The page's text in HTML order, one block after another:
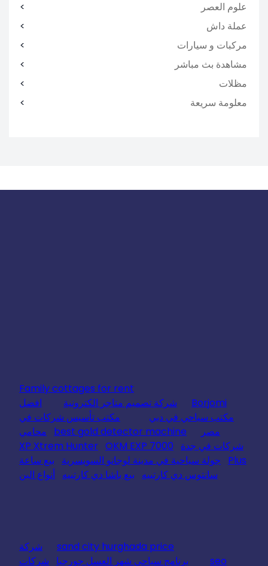
علوم العصر
عملة داش
مركبات و سيارات
مشاهدة بث مباشر
مظلات
معلومة سريعة
Family cottages for rent
Borjomi
شركة تصميم متاجر الكترونية
افضل
مكتب سياحي في دبي
مكتب تأسيس شركات في
مصر
best gold detector machine
محامي
شركات في جدة
XP Xtrem Hunter OKM EXP 7000
Plus
جولة سياحية في مدينة لوجانو السويسرية
بيع ساعة
سانتوس دي كارتييه
بيع باشا دي كارتييه أنواع البن
sand city hurghada price
شركة
seo
برنامج سياحي شهر العسل جورجيا شركات